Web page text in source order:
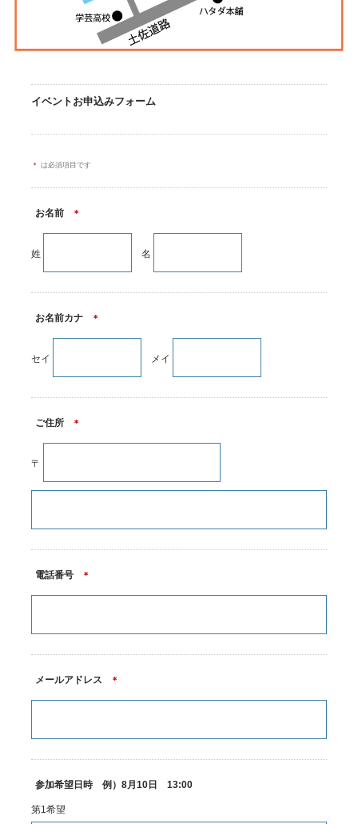
イベントお申込みフォーム
＊ は必須項目です
お名前 ＊
姓 名
お名前カナ ＊
セイ メイ
ご住所 ＊
〒
電話番号 ＊
メールアドレス ＊
参加希望日時 例）8月10日 13:00
第1希望